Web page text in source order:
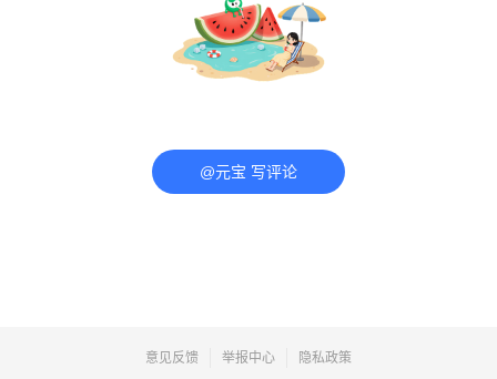
@元宝 写评论
意见反馈 举报中心 隐私政策